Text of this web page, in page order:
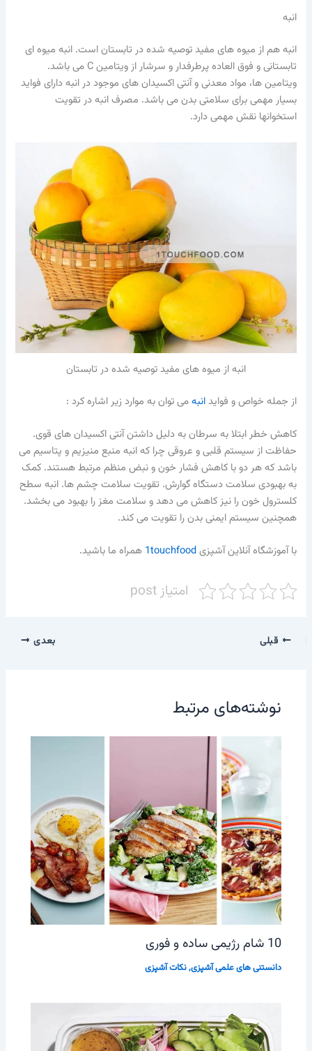
انبه
انبه هم از میوه های مفید توصیه شده در تابستان است. انبه میوه ای
تابستانی و فوق العاده پرطرفدار و سرشار از ویتامین C می باشد.
ویتامین ها، مواد معدنی و آنتی اکسیدان های موجود در انبه دارای فواید
بسیار مهمی برای سلامتی بدن می باشد. مصرف انبه در تقویت
استخوانها نقش مهمی دارد.
انبه از میوه های مفید توصیه شده در تابستان
از جمله خواص و فوایدانبهمی توان به موارد زیر اشاره کرد :
کاهش خطر ابتلا به سرطان به دلیل داشتن آنتی اکسیدان های قوی.
حفاظت از سیستم قلبی و عروقی چرا که انبه منبع منیزیم و پتاسیم می
باشد که هر دو با کاهش فشار خون و نبض منظم مرتبط هستند. کمک
به بهبودی سلامت دستگاه گوارش. تقویت سلامت چشم ها. انبه سطح
کلسترول خون را نیز کاهش می دهد و سلامت مغز را بهبود می بخشد.
همچنین سیستم ایمنی بدن را تقویت می کند.
با آموزشگاه آنلاین آشپزی1touchfood همراه ما باشید.
امتیاز post
قبلی بعدی
نوشته‌های مرتبط
10 شام رژیمی ساده و فوری
دانستنی های علمی آشپزی,نکات آشپزی